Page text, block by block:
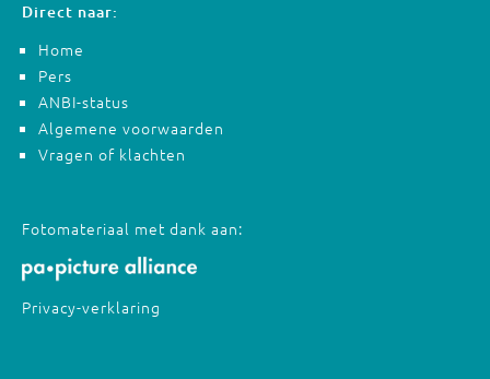
Direct naar:
Home
Pers
ANBI-status
Algemene voorwaarden
Vragen of klachten
Fotomateriaal met dank aan:
Privacy-verklaring